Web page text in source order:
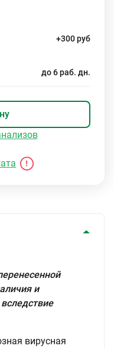
+300 руб
до 6 раб. дн.
и
вирусная